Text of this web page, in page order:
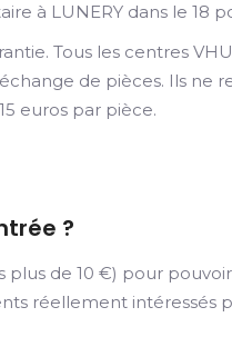
à LUNERY dans le 18
Tous les centres
de pièces. Ils ne
euros par pièce.
?
de 10 €) pour
réellement intéressés